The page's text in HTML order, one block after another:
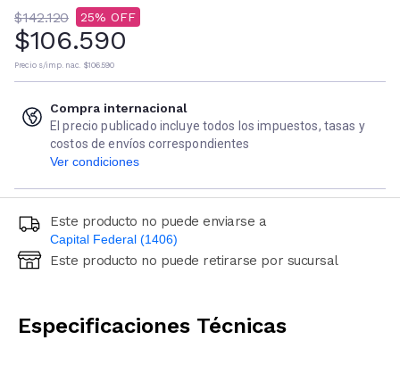
$142.120 25
$106.590
Precio s/imp. nac. $106.590
Compra internacional
El precio publicado incluye todos los impuestos, tasas y
costos de envíos correspondientes
Ver condiciones
Este producto no puede enviarse a
Capital Federal (1406)
Ingresá código postal (sólo números)
Este producto no puede retirarse por sucursal
Especificaciones Técnicas